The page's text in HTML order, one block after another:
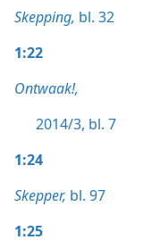
Skepping, bl. 32
1:22
Ontwaak!,
2014/3, bl. 7
1:24
Skepper, bl. 97
1:25